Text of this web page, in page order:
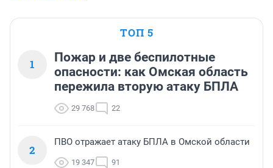
ТОП 5
1
Пожар и две беспилотные
опасности: как Омская область
пережила вторую атаку БПЛА
29 768 22
2
ПВО отражает атаку БПЛА в Омской области
19 347 91